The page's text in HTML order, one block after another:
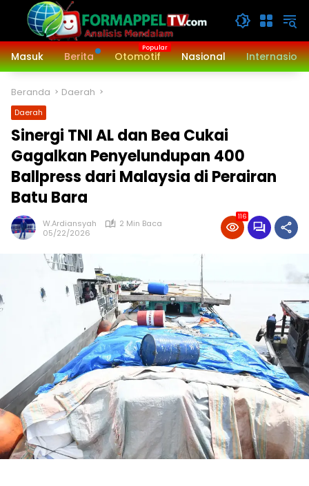
Langsung
konten
Masuk
Berita Otomotif Nasional
Beranda Daerah
Daerah
Sinergi TNI AL dan Bea Cukai
Gagalkan Penyelundupan 400
Ballpress dari Malaysia di Perairan
Batu Bara
W.Ardiansyah
2 Min Baca
05/22/2026
116